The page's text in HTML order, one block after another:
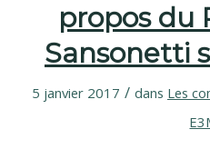
propos du
Sansonetti
5 janvier 2017 / dans Les